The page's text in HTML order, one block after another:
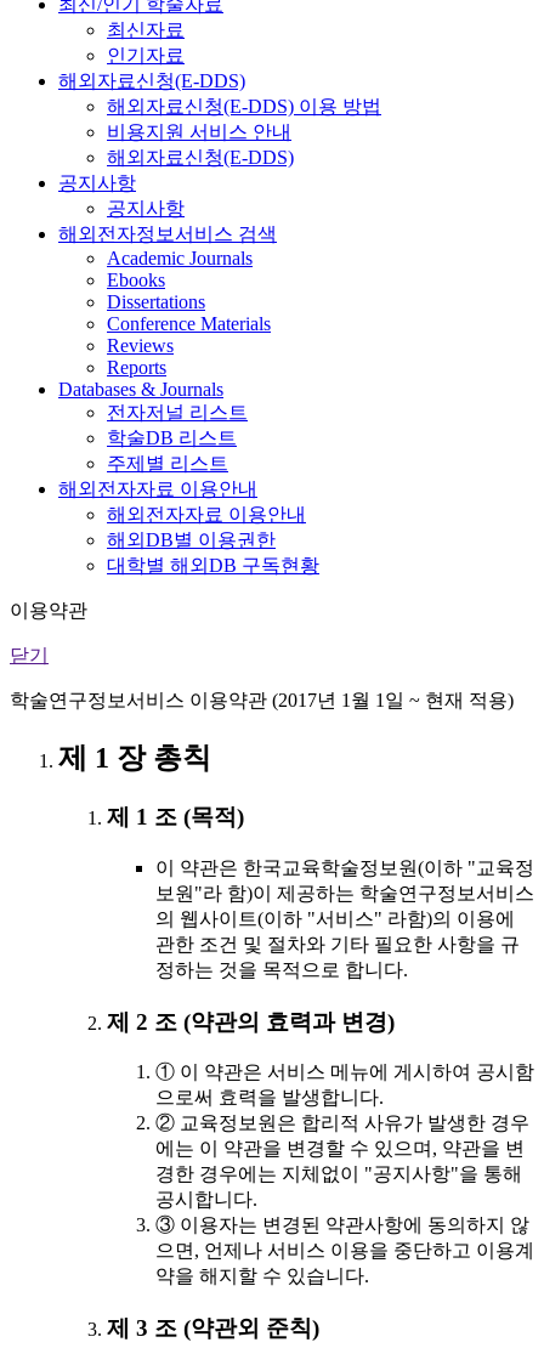
최신/인기 학술자료
최신자료
인기자료
해외자료신청(E-DDS)
해외자료신청(E-DDS) 이용 방법
비용지원 서비스 안내
해외자료신청(E-DDS)
공지사항
공지사항
해외전자정보서비스 검색
Academic Journals
Ebooks
Dissertations
Conference Materials
Reviews
Reports
Databases & Journals
전자저널 리스트
학술DB 리스트
주제별 리스트
해외전자자료 이용안내
해외전자자료 이용안내
해외DB별 이용권한
대학별 해외DB 구독현황
이용약관
닫기
학술연구정보서비스 이용약관 (2017년 1월 1일 ~ 현재 적용)
제 1 장 총칙
제 1 조 (목적)
이 약관은 한국교육학술정보원(이하 "교육정
보원"라 함)이 제공하는 학술연구정보서비스
의 웹사이트(이하 "서비스" 라함)의 이용에
관한 조건 및 절차와 기타 필요한 사항을 규
정하는 것을 목적으로 합니다.
제 2 조 (약관의 효력과 변경)
① 이 약관은 서비스 메뉴에 게시하여 공시함
으로써 효력을 발생합니다.
② 교육정보원은 합리적 사유가 발생한 경우
에는 이 약관을 변경할 수 있으며, 약관을 변
경한 경우에는 지체없이 "공지사항"을 통해
공시합니다.
③ 이용자는 변경된 약관사항에 동의하지 않
으면, 언제나 서비스 이용을 중단하고 이용계
약을 해지할 수 있습니다.
제 3 조 (약관외 준칙)